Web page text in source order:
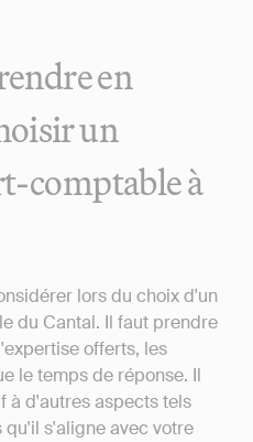
en
un
comptable à
lors du choix d'un
du Cantal. Il faut prendre
offerts, les
le temps de réponse. Il
à d'autres aspects tels
qu'il s'aligne avec votre